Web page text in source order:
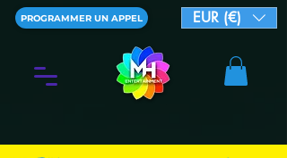
PROGRAMMER UN APPEL EUR (€)